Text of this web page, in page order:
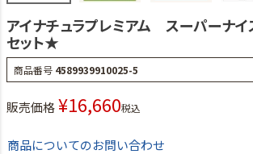
アイナチュラプレミアム スーパーナ
セット★
商品番号 4589939910025-5
販売価格¥16,660税込
商品についてのお問い合わせ